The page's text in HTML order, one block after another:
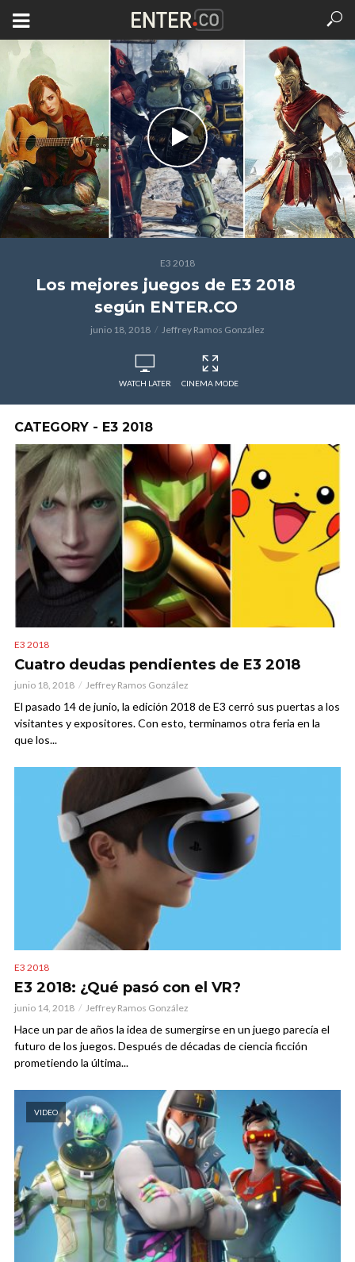
E3 2018
Los mejores juegos de E3 2018
según ENTER.CO
junio 18, 2018 Jeffrey Ramos González
WATCH LATER CINEMA MODE
CATEGORY - E3 2018
E3 2018
Cuatro deudas pendientes de E3 2018
junio 18, 2018 Jeffrey Ramos González
El pasado 14 de junio, la edición 2018 de E3 cerró sus puertas a los
visitantes y expositores. Con esto, terminamos otra feria en la
que los...
E3 2018
E3 2018: ¿Qué pasó con el VR?
junio 14, 2018 Jeffrey Ramos González
Hace un par de años la idea de sumergirse en un juego parecía el
futuro de los juegos. Después de décadas de ciencia ficción
prometiendo la última...
VIDEO